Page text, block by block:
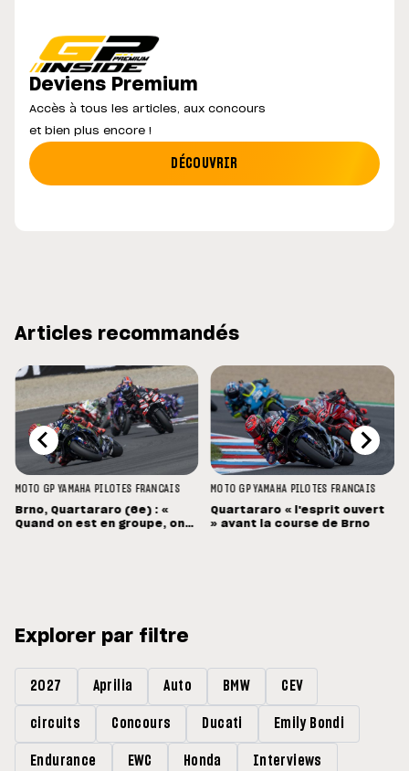
Deviens Premium
Accès à tous les articles, aux concours
et bien plus encore !
DÉCOUVRIR
Articles recommandés
MOTO GP YAMAHA PILOTES FRANCAIS
Brno, Quartararo (6e) : «
Quand on est en groupe, on
MOTO GP YAMAHA PILOTES FRANCAIS
Quartararo « l'esprit ouvert
» avant la course de Brno
Explorer par filtre
2027 Aprilia Auto BMW CEV
circuits Concours Ducati Emily Bondi
Endurance EWC Honda Interviews